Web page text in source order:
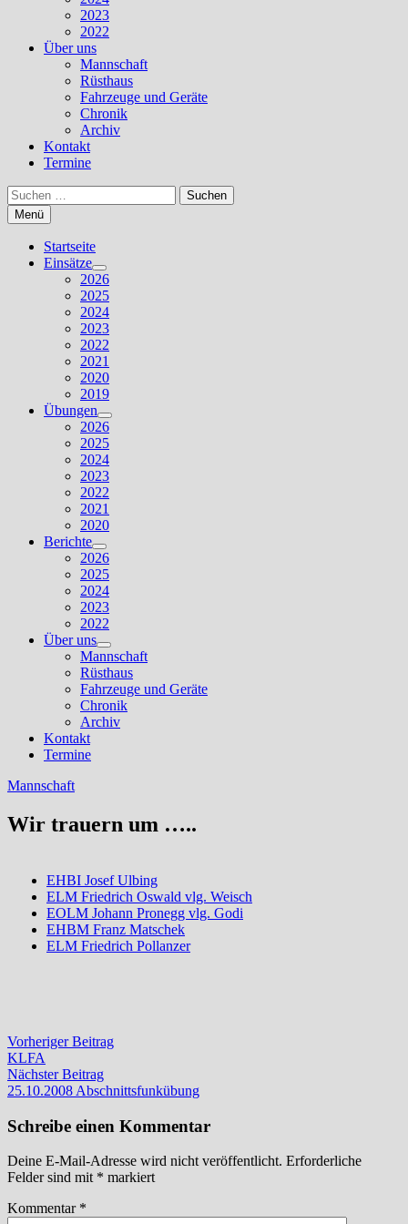
2023
2022
Über uns
Mannschaft
Rüsthaus
Fahrzeuge und Geräte
Chronik
Archiv
Kontakt
Termine
Suchen
nach:
Menü
Startseite
Einsätze
Untermenü
anzeigen
2026
2025
2024
2023
2022
2021
2020
2019
Übungen
Untermenü
anzeigen
2026
2025
2024
2023
2022
2021
2020
Berichte
Untermenü
anzeigen
2026
2025
2024
2023
2022
Über uns
Untermenü
anzeigen
Mannschaft
Rüsthaus
Fahrzeuge und Geräte
Chronik
Archiv
Kontakt
Termine
Mannschaft
Wir trauern um …..
EHBI Josef Ulbing
ELM Friedrich Oswald vlg. Weisch
EOLM Johann Pronegg vlg. Godi
EHBM Franz Matschek
ELM Friedrich Pollanzer
Beitragsnavigation
Vorheriger BeitragVorheriger
KLFA
Nächster BeitragNächster
Beitrag:
25.10.2008 Abschnittsfunkübung
Schreibe einen Kommentar
Deine E-Mail-Adresse wird nicht veröffentlicht. Erforderliche
Felder sind mit * markiert
Kommentar *